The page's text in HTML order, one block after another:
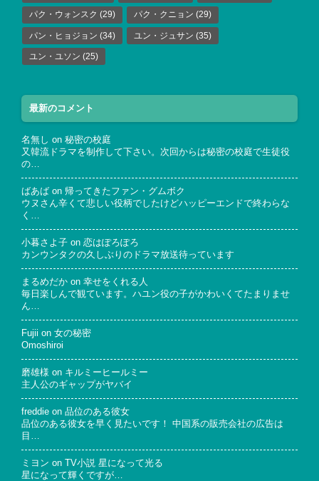
パク・ウォンスク (29) パク・クニョン (29)
パン・ヒョジョン (34) ユン・ジュサン (35)
ユン・ユソン (25)
最新のコメント
名無し on 秘密の校庭
又韓流ドラマを制作して下さい。次回からは秘密の校庭で生徒役
の…
ばあば on 帰ってきたファン・グムボク
ウヌさん辛くて悲しい役柄でしたけどハッピーエンドで終わらな
く…
小暮さよ子 on 恋はぽろぽろ
カンウンタクの久しぶりのドラマ放送待っています
まるめだか on 幸せをくれる人
毎日楽しんで観ています。ハユン役の子がかわいくてたまりませ
ん…
Fujii on 女の秘密
Omoshiroi
磨雄様 on キルミーヒールミー
主人公のギャップがヤバイ
freddie on 品位のある彼女
品位のある彼女を早く見たいです！ 中国系の販売会社の広告は
目…
ミヨン on TV小説 星になって光る
星になって輝くですが…